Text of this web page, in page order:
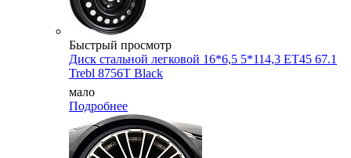
Быстрый просмотр
Диск стальной легковой 16*6,5 5*114,3 ET45 67.1
Trebl 8756T Black
мало
Подробнее